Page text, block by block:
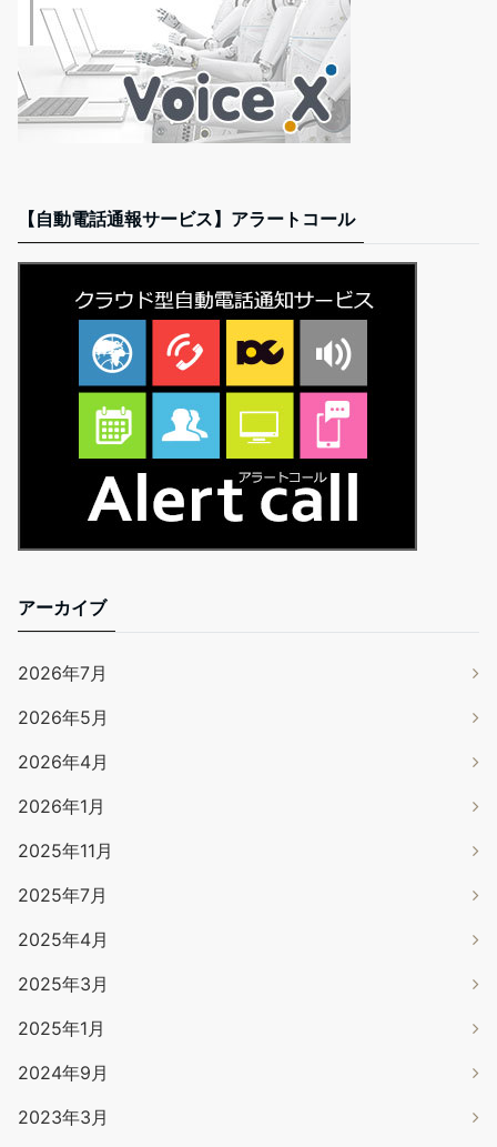
【自動電話通報サービス】アラートコール
アーカイブ
2026年7月
2026年5月
2026年4月
2026年1月
2025年11月
2025年7月
2025年4月
2025年3月
2025年1月
2024年9月
2023年3月